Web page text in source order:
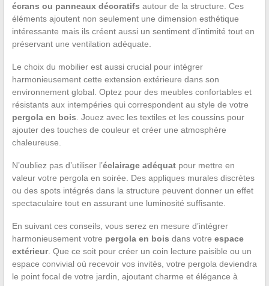
écrans ou panneaux décoratifs autour de la structure. Ces
éléments ajoutent non seulement une dimension esthétique
intéressante mais ils créent aussi un sentiment d’intimité tout en
préservant une ventilation adéquate.
Le choix du mobilier est aussi crucial pour intégrer
harmonieusement cette extension extérieure dans son
environnement global. Optez pour des meubles confortables et
résistants aux intempéries qui correspondent au style de votre
pergola en bois . Jouez avec les textiles et les coussins pour
ajouter des touches de couleur et créer une atmosphère
chaleureuse.
N’oubliez pas d’utiliser l’éclairage adéquatpour mettre en
valeur votre pergola en soirée. Des appliques murales discrètes
ou des spots intégrés dans la structure peuvent donner un effet
spectaculaire tout en assurant une luminosité suffisante.
En suivant ces conseils, vous serez en mesure d’intégrer
harmonieusement votre pergola en bois dans votre espace
extérieur. Que ce soit pour créer un coin lecture paisible ou un
espace convivial où recevoir vos invités, votre pergola deviendra
le point focal de votre jardin, ajoutant charme et élégance à